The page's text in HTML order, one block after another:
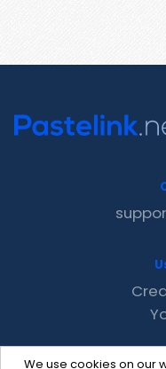
We use cookies on our